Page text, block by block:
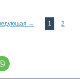
→ 1 2